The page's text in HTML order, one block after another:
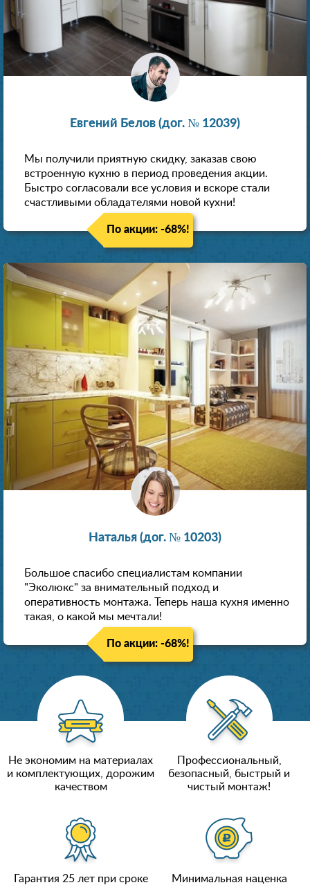
Евгений Белов (дог. № 12039)
Мы получили приятную скидку, заказав свою
встроенную кухню в период проведения акции.
Быстро согласовали все условия и вскоре стали
счастливыми обладателями новой кухни!
По акции: -68%!
Наталья (дог. № 10203)
Большое спасибо специалистам компании
"Эколюкс" за внимательный подход и
оперативность монтажа. Теперь наша кухня именно
такая, о какой мы мечтали!
По акции: -68%!
Не экономим на материалах
и комплектующих, дорожим
качеством
Профессиональный,
безопасный, быстрый и
чистый монтаж!
Гарантия 25 лет при сроке
Минимальная наценка